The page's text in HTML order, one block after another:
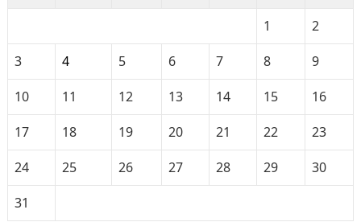
1
2
3
4 5 6 7 8
9
10
11 12 13 14 15
16
17
18 19 20 21 22
23
24
25 26 27 28 29
30
31